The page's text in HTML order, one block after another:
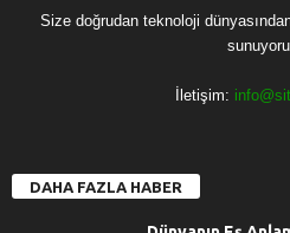
Size doğrudan teknoloji
İletişim:
DAHA FAZLA HABER